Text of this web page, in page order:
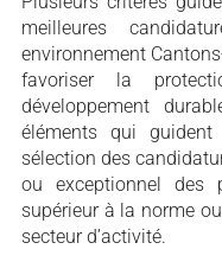
meilleures
environnement
favoriser la
développement
éléments qui
sélection des
ou exceptionnel des
supérieur à la norme
secteur d’activité.